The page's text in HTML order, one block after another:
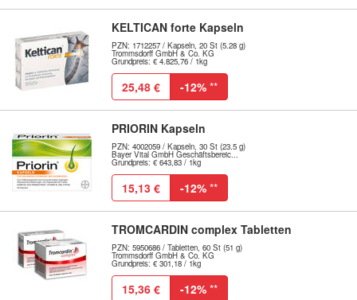
KELTICAN forte Kapseln
PZN: 1712257 / Kapseln, 20 St (5.28 g)
Trommsdorff GmbH & Co. KG
Grundpreis: € 4.825,76 / 1kg
25,48 € -12% **
PRIORIN Kapseln
PZN: 4002059 / Kapseln, 30 St (23.5 g)
Bayer Vital GmbH Geschäftsbereic...
Grundpreis: € 643,83 / 1kg
15,13 € -12% **
TROMCARDIN complex Tabletten
PZN: 5950686 / Tabletten, 60 St (51 g)
Trommsdorff GmbH & Co. KG
Grundpreis: € 301,18 / 1kg
15,36 € -12% **